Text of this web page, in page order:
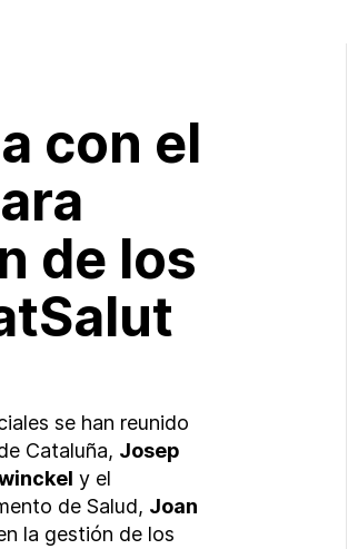
con el
de los
se han reunido
Cataluña, Josep
y el
de Salud, Joan
la gestión de los